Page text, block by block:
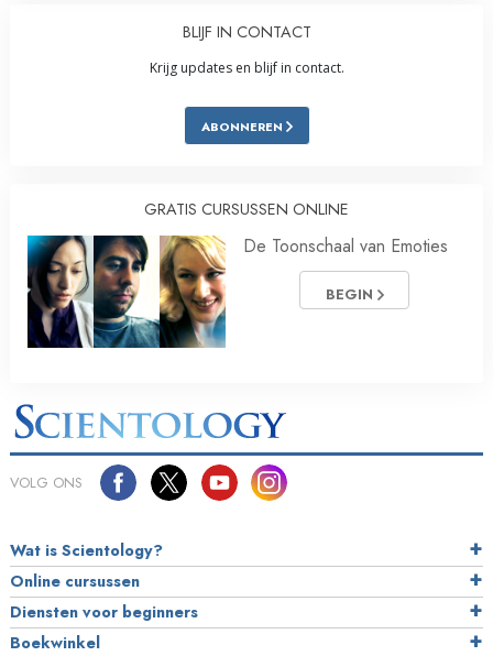
BLIJF IN CONTACT
Krijg updates en blijf in contact.
ABONNEREN
GRATIS CURSUSSEN ONLINE
De Toonschaal van Emoties
BEGIN
VOLG ONS
Wat is Scientology?
Online cursussen
Diensten voor beginners
Boekwinkel